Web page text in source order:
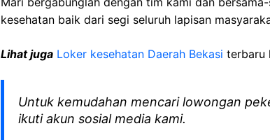
kesehatan baik dari segi seluruh lapisan
Lihat juga Loker kesehatan Daerah Bekasi terbaru
Untuk kemudahan mencari lowongan
ikuti akun sosial media kami.